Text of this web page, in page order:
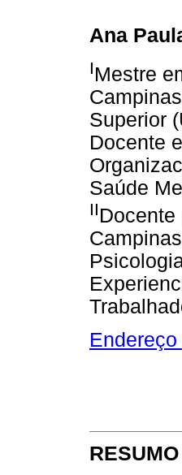
Ana
IMestre
Superior
Docente
Saúde
II
RESUMO